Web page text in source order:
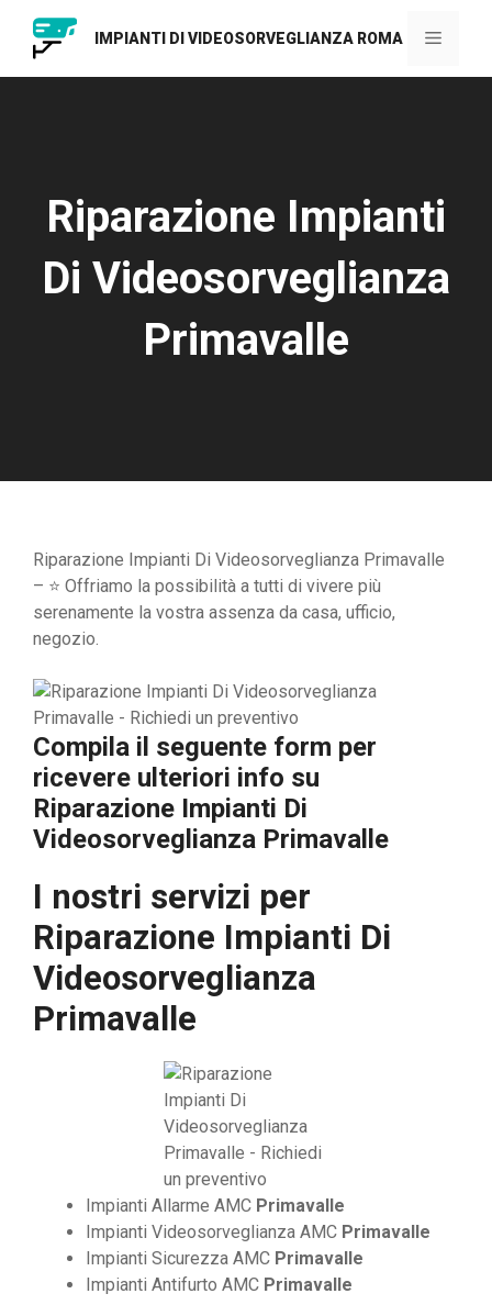
contenuto
IMPIANTI DI VIDEOSORVEGLIANZA ROMA Menu
Riparazione Impianti
Di Videosorveglianza
Primavalle
Riparazione Impianti Di Videosorveglianza Primavalle
– ⭐ Offriamo la possibilità a tutti di vivere più
serenamente la vostra assenza da casa, ufficio,
negozio.
Compila il seguente form per
ricevere ulteriori info su
Riparazione Impianti Di
Videosorveglianza Primavalle
I nostri servizi per
Riparazione Impianti Di
Videosorveglianza
Primavalle
Impianti Allarme AMC Primavalle
Impianti Videosorveglianza AMC Primavalle
Impianti Sicurezza AMC Primavalle
Impianti Antifurto AMC Primavalle